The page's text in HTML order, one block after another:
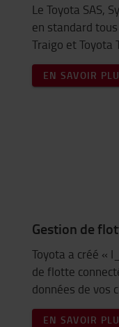
Le Toyota SAS,
en standard
Traigo et Toyota
EN SAVOIR
Gestion de
Toyota a créé «
de flotte
données de vos
EN SAVOIR